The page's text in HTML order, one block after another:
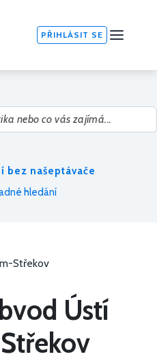
PŘIHLÁSIT SE
bez našeptávače
hledání
Střekov
Ústí